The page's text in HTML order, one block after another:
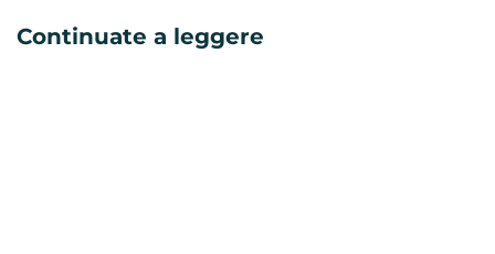
Continuate a leggere